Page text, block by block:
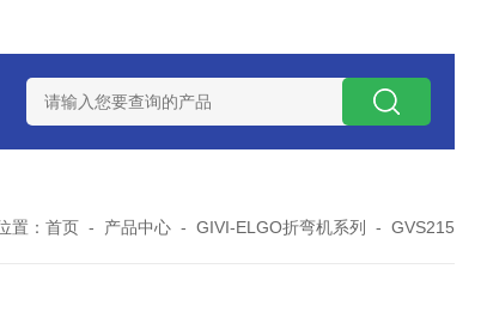
磁栅尺磁头元一高精度传感器 直线电机磁头高精度读
置： 首页 - 产品中心 - GIVI-ELGO折弯机系列 - GVS215